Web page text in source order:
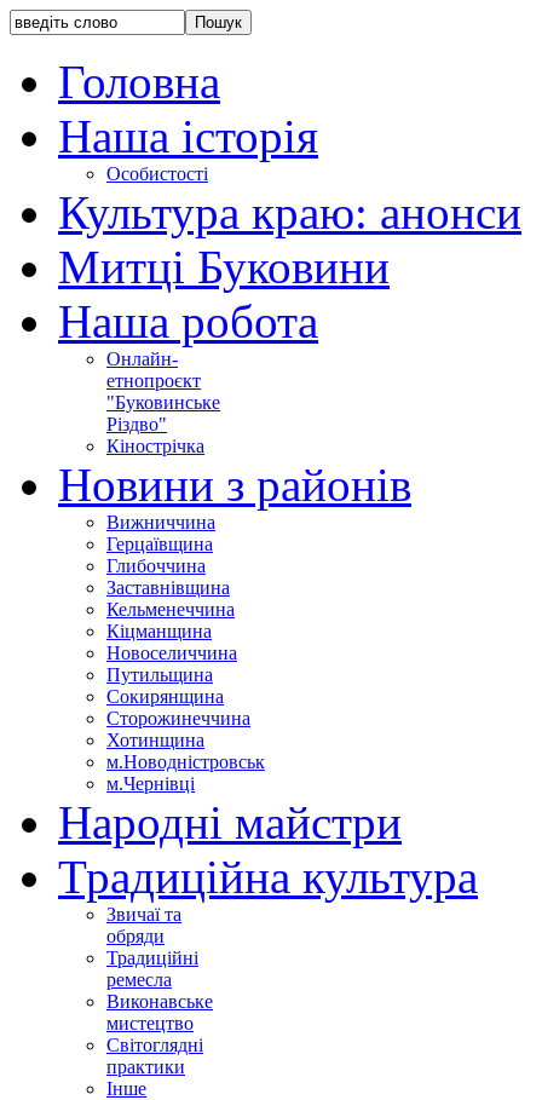
Головна
Наша історія
Особистості
Культура краю: анонси
Митці Буковини
Наша робота
Онлайн-
етнопроєкт
"Буковинське
Різдво"
Кінострічка
Новини з районів
Вижниччина
Герцаївщина
Глибоччина
Заставнівщина
Кельменеччина
Кіцманщина
Новоселиччина
Путильщина
Сокирянщина
Сторожинеччина
Хотинщина
м.Новодністровськ
м.Чернівці
Народні майстри
Традиційна культура
Звичаї та
обряди
Традиційні
ремесла
Виконавське
мистецтво
Світоглядні
практики
Інше